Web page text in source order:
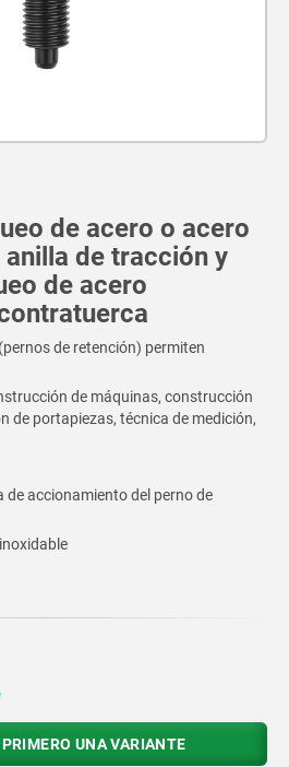
de acero o acero
de tracción y
de acero
de retención) permiten
de máquinas, construcción
de portapiezas, técnica de medición,
de accionamiento del perno de
UNA VARIANTE